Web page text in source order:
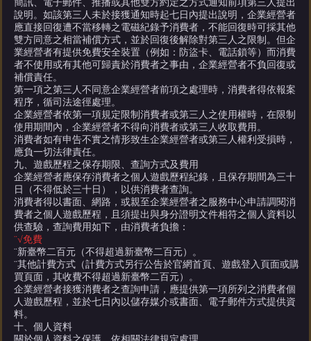
簡訊、電子郵件、推播或其他雙方約定之方式通知前項第三人提出
說明。如該第三人未於接獲通知時起七日內提出說明，企業經營者
應直接回復遭不當移轉之電磁紀錄予消費者，不能回復時可採其他
雙方同意之相當補償方式，並於回復後解除對第三人之限制。但企
業經營者有提供免費安全裝置（例如：防盜卡、電話鎖等）而消費
者不使用或有其他可歸責於消費者之事由，企業經營者不負回復或
補償責任。
第一項之第三人不同意企業經營者前項之處理時，消費者得依報案
程序，循司法途徑處理。
企業經營者依第一項規定限制消費者或第三人之使用權時，在限制
使用期間內，企業經營者不得向消費者或第三人收取費用。
消費者如有申告不實之情形致生企業經營者或第三人權利受損時，
應負一切法律責任。
九、遊戲歷程之保存期限、查詢方式及費用
企業經營者應保存消費者之個人遊戲歷程紀錄，且保存期間為三十
日（不得低於三十日），以供消費者查詢。
消費者得以書面、網路，或親至企業經營者之服務中心申請調閱消
費者之個人遊戲歷程，且須提出與身分證明文件相符之個人資料以
供查驗，查詢費用如下，由消費者負擔：
¨√免費
¨新臺幣二百元（不得超過新臺幣二百元）。
¨其他計費方式（計費方式另行公告於官網首頁、遊戲登入頁面或購
買頁面，其收費不得超過新臺幣二百元）。
企業經營者接獲消費者之查詢申請，應提供第一項所列之消費者個
人遊戲歷程，並於七日內以儲存媒介或書面、電子郵件方式提供資
料。
十、個人資料